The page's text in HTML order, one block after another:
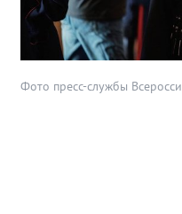
Фото пресс-службы